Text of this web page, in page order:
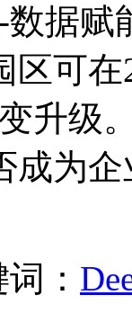
据赋
可在
升级
成为
：